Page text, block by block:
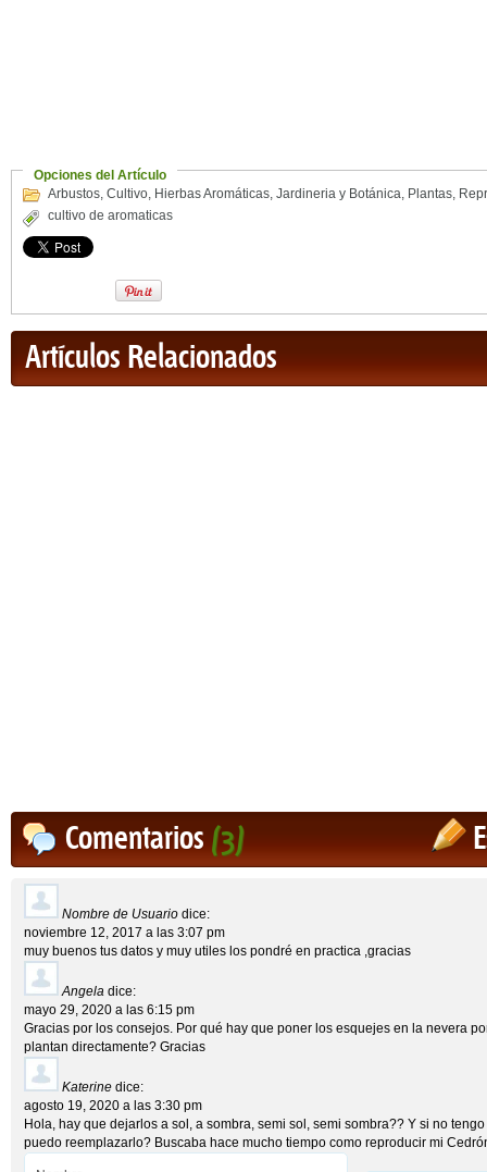
Opciones del Artículo
Arbustos, Cultivo, Hierbas Aromáticas, Jardineria y Botánica, Plantas,
cultivo de aromaticas
Artículos Relacionados
Comentarios(3)
Nombre de Usuario dice:
noviembre 12, 2017 a las 3:07 pm
muy buenos tus datos y muy utiles los pondré en practica ,gracias
Angela dice:
mayo 29, 2020 a las 6:15 pm
Gracias por los consejos. Por qué hay que poner los esquejes en la nevera
plantan directamente? Gracias
Katerine dice:
agosto 19, 2020 a las 3:30 pm
Hola, hay que dejarlos a sol, a sombra, semi sol, semi sombra?? Y si no
puedo reemplazarlo? Buscaba hace mucho tiempo como reproducir mi